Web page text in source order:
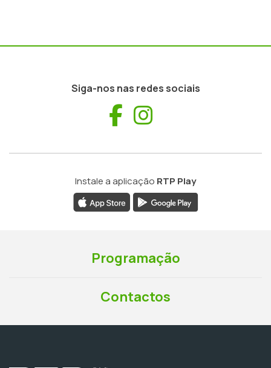
Siga-nos nas redes sociais
Facebook
Instale a aplicação RTP Play
Programação
Contactos